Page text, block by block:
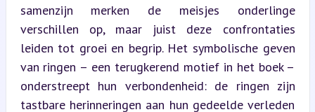
samenzijn merken de meisjes onderlinge
verschillen op, maar juist deze confrontaties
leiden tot groei en begrip. Het symbolische geven
van ringen – een terugkerend motief in het boek –
onderstreept hun verbondenheid: de ringen zijn
tastbare herinneringen aan hun gedeelde verleden